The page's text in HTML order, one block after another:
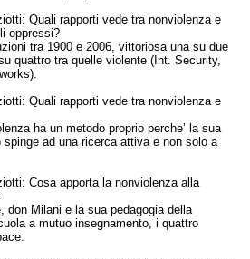
Quali rapporti vede tra nonviolenza e
oppressi?
tra 1900 e 2006, vittoriosa una su due
quattro tra quelle violente (Int. Security,
Quali rapporti vede tra nonviolenza e
ha un metodo proprio perche’ la sua
spinge ad una ricerca attiva e non solo a
Cosa apporta la nonviolenza alla
don Milani e la sua pedagogia della
a mutuo insegnamento, i quattro